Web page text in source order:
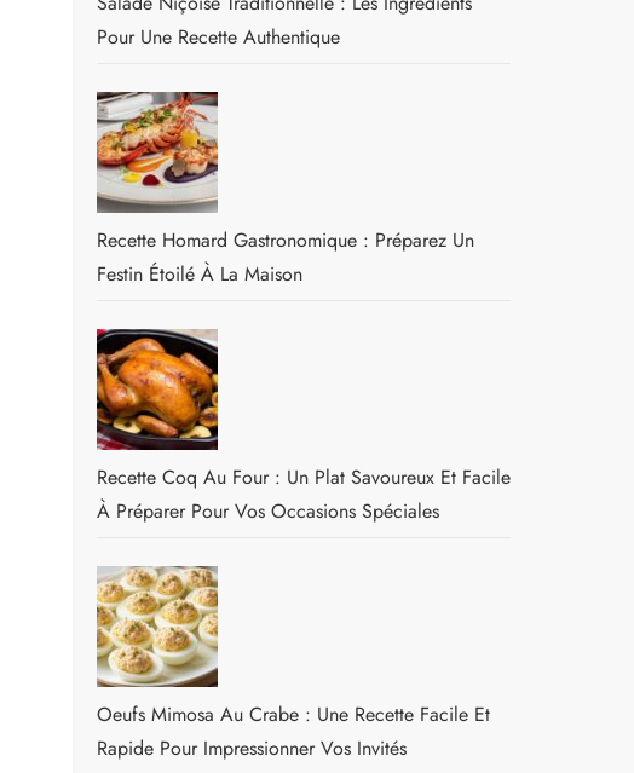
Pour Une Recette Authentique
Recette Homard Gastronomique : Préparez Un
Festin Étoilé À La Maison
Recette Coq Au Four : Un Plat Savoureux Et Facile
À Préparer Pour Vos Occasions Spéciales
Oeufs Mimosa Au Crabe : Une Recette Facile Et
Rapide Pour Impressionner Vos Invités